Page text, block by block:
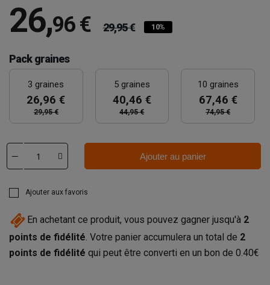
26,96 € 29,95 € 10%
Pack graines
3 graines
26,96 €
29,95 €
5 graines
40,46 €
44,95 €
10 graines
67,46 €
74,95 €
Ajouter au panier
Ajouter aux favoris
En achetant ce produit, vous pouvez gagner jusqu'à 2
points de fidélité. Votre panier accumulera un total de 2
points de fidélité qui peut être converti en un bon de 0.40€